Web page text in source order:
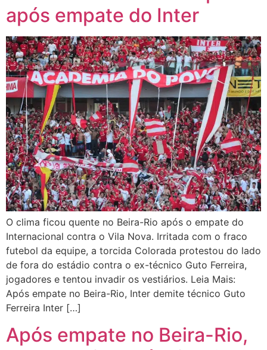
após empate do Inter
O clima ficou quente no Beira-Rio após o empate do
Internacional contra o Vila Nova. Irritada com o fraco
futebol da equipe, a torcida Colorada protestou do lado
de fora do estádio contra o ex-técnico Guto Ferreira,
jogadores e tentou invadir os vestiários. Leia Mais:
Após empate no Beira-Rio, Inter demite técnico Guto
Ferreira Inter […]
Após empate no Beira-Rio,